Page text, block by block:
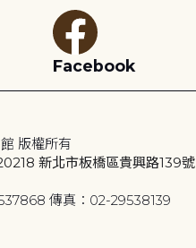
Facebook
版權所有
新北市板橋區貴興路139號
傳真：02-29538139